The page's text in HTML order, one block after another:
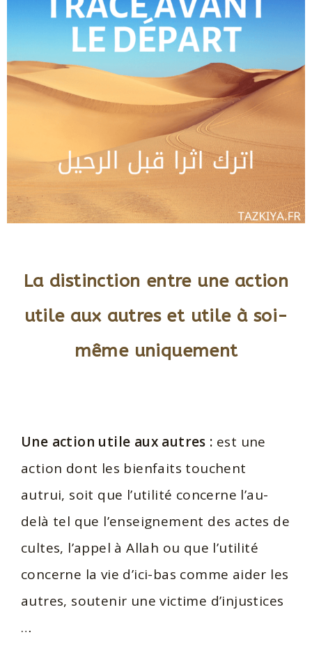
La distinction entre une action
utile aux autres et utile à soi-
même uniquement
Une action utile aux autres : est une
action dont les bienfaits touchent
autrui, soit que l’utilité concerne l’au-
delà tel que l’enseignement des actes de
cultes, l’appel à Allah ou que l’utilité
concerne la vie d’ici-bas comme aider les
autres, soutenir une victime d’injustices
…